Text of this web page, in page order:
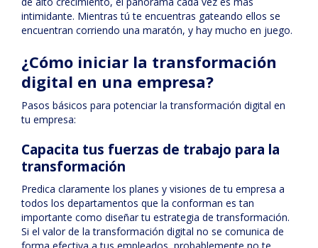
intimidante. Mientras tú te encuentras gateando ellos se
encuentran corriendo una maratón, y hay mucho en juego.
¿Cómo iniciar la transformación
digital en una empresa?
Pasos básicos para potenciar la transformación digital en
tu empresa:
Capacita tus fuerzas de trabajo para la
transformación
Predica claramente los planes y visiones de tu empresa a
todos los departamentos que la conforman es tan
importante como diseñar tu estrategia de transformación.
Si el valor de la transformación digital no se comunica de